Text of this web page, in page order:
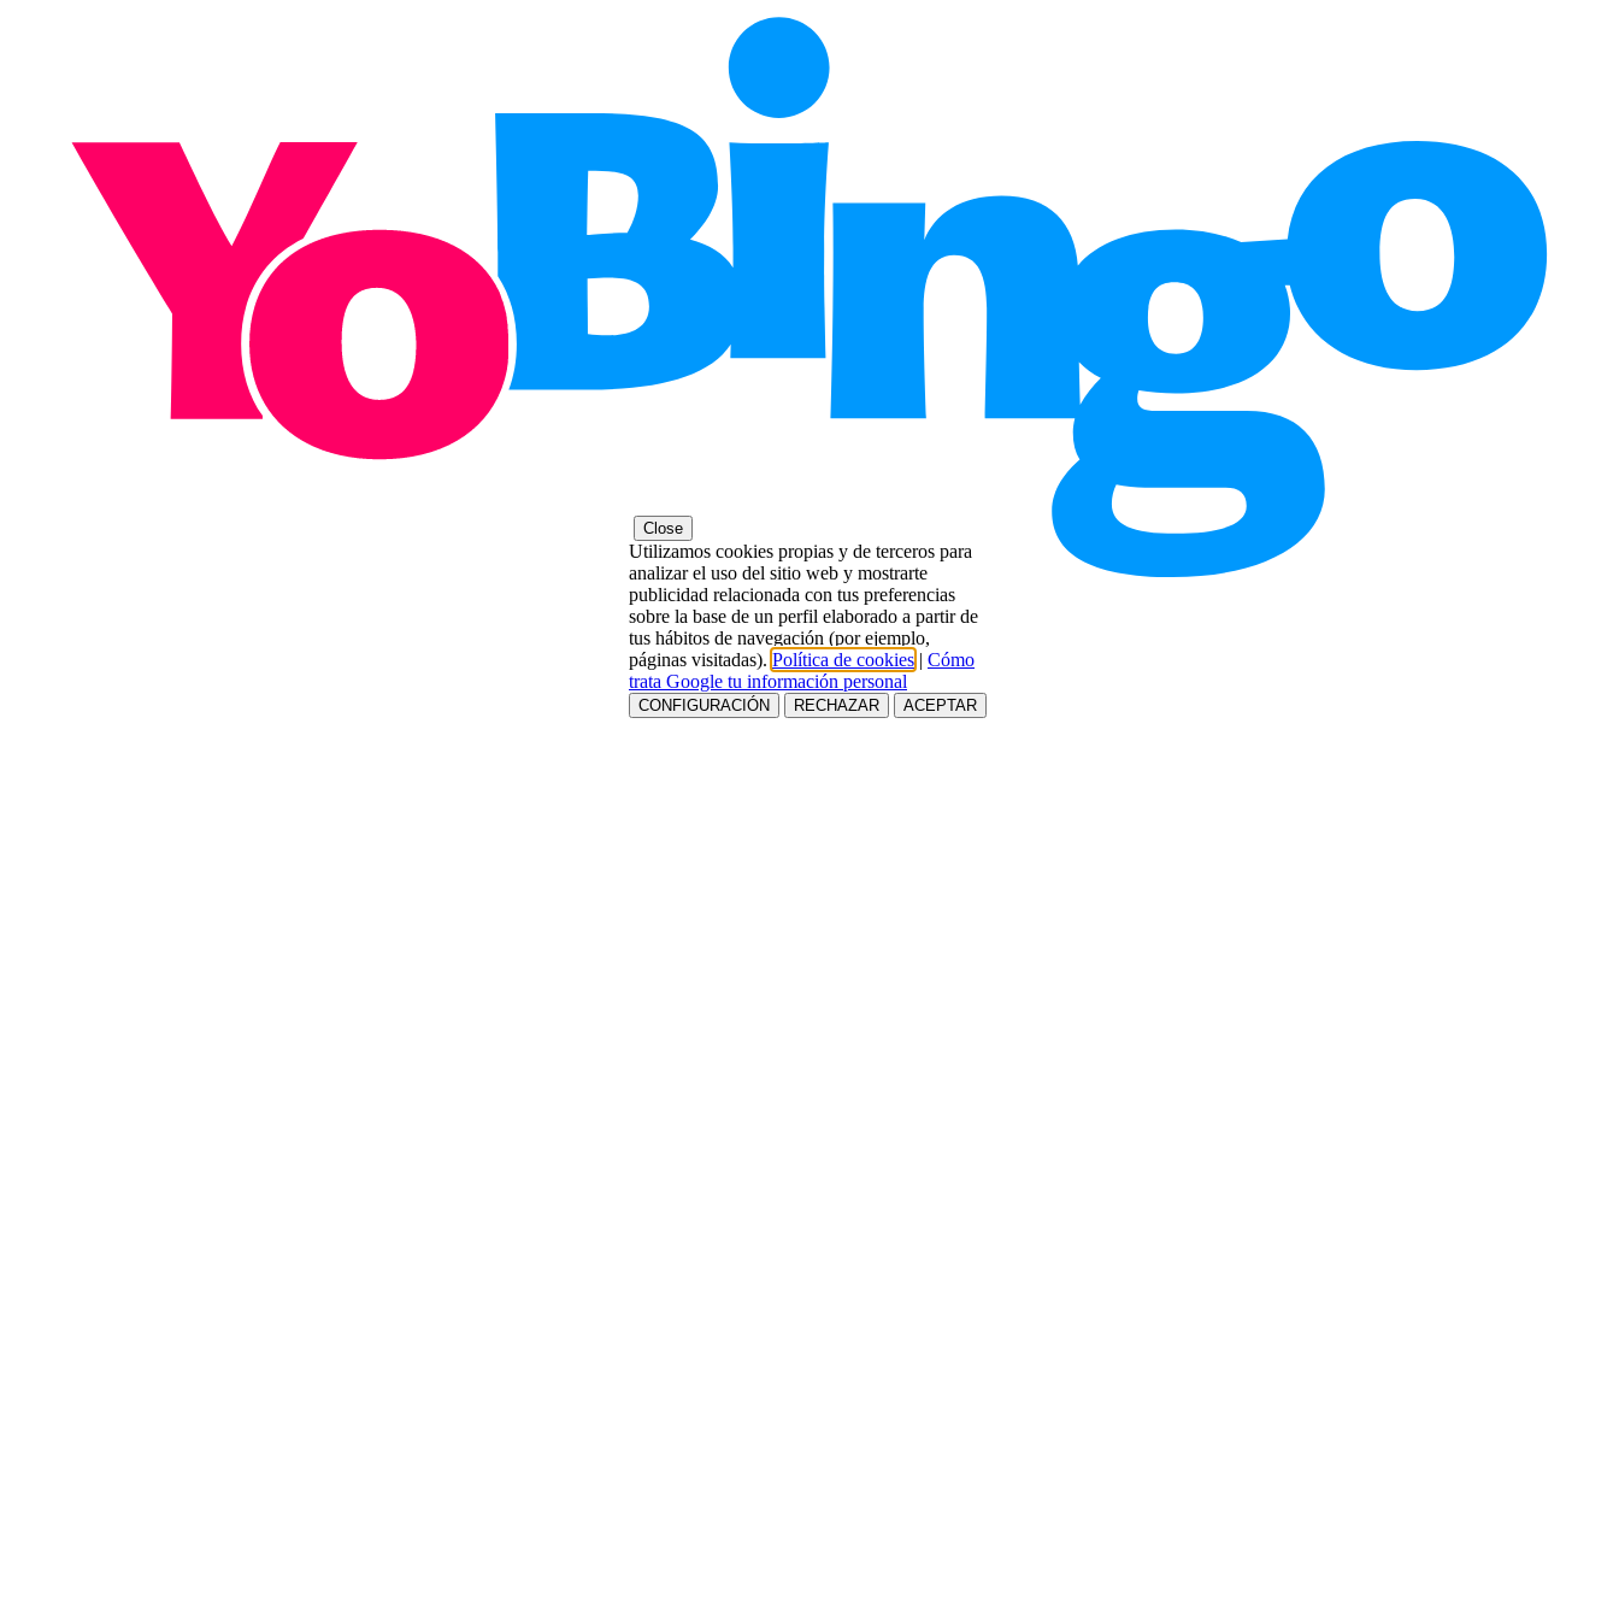
Close
Utilizamos cookies propias y de terceros para
analizar el uso del sitio web y mostrarte
publicidad relacionada con tus preferencias
sobre la base de un perfil elaborado a partir de
tus hábitos de navegación (por ejemplo,
páginas visitadas). Política de cookies | Cómo
trata Google tu información personal
CONFIGURACIÓN RECHAZAR ACEPTAR